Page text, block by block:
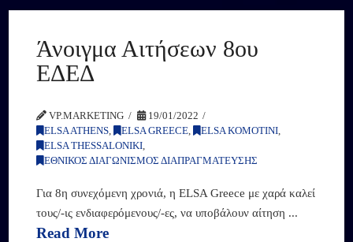
Άνοιγμα Αιτήσεων 8ου
ΕΔΕΔ
VP.MARKETING
19/01/2022
ELSA ATHENS, ELSA GREECE, ELSA KOMOTINI,
ELSA THESSALONIKI,
ΕΘΝΙΚΟΣ ΔΙΑΓΩΝΙΣΜΟΣ ΔΙΑΠΡΑΓΜΑΤΕΥΣΗΣ
Για 8η συνεχόμενη χρονιά, η ELSA Greece με χαρά καλεί
τους/-ις ενδιαφερόμενους/-ες, να υποβάλουν αίτηση ...
Read More